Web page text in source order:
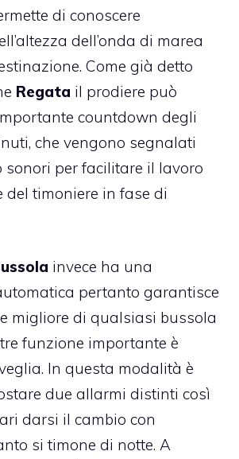
di conoscere
dell’onda di marea
Come già detto
Regata il prodiere può
countdown degli
che vengono segnalati
sonori per facilitare il lavoro
del timoniere in fase di
invece ha una
pertanto garantisce
migliore di qualsiasi bussola
funzione importante è
In questa modalità è
due allarmi distinti così
darsi il cambio con
si timone di notte. A